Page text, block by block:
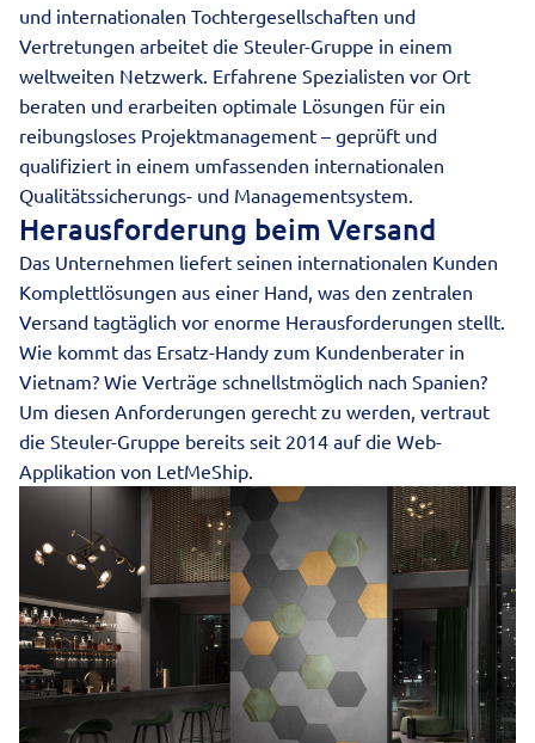
und internationalen Tochtergesellschaften und
Vertretungen arbeitet die Steuler-Gruppe in einem
weltweiten Netzwerk. Erfahrene Spezialisten vor Ort
beraten und erarbeiten optimale Lösungen für ein
reibungsloses Projektmanagement – geprüft und
qualifiziert in einem umfassenden internationalen
Qualitätssicherungs- und Managementsystem.
Herausforderung beim Versand
Das Unternehmen liefert seinen internationalen Kunden
Komplettlösungen aus einer Hand, was den zentralen
Versand tagtäglich vor enorme Herausforderungen stellt.
Wie kommt das Ersatz-Handy zum Kundenberater in
Vietnam? Wie Verträge schnellstmöglich nach Spanien?
Um diesen Anforderungen gerecht zu werden, vertraut
die Steuler-Gruppe bereits seit 2014 auf die Web-
Applikation von LetMeShip.